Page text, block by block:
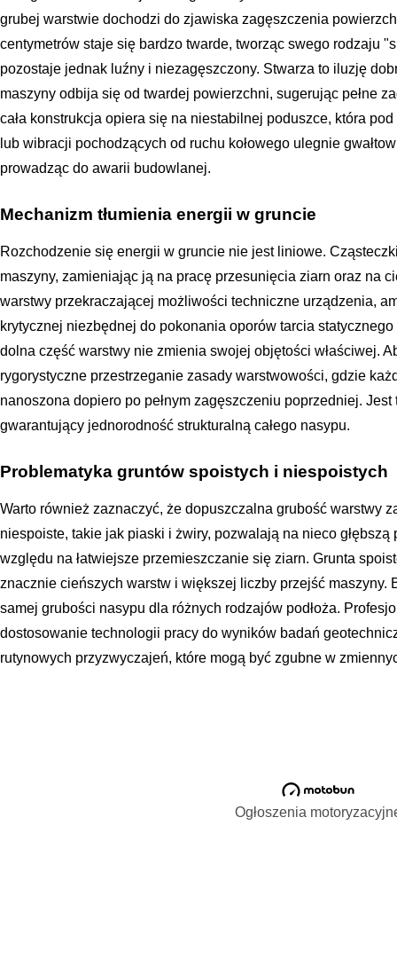
grubej warstwie dochodzi do zjawiska zagęszczenia
centymetrów staje się bardzo twarde, tworząc swego rodzaju
pozostaje jednak luźny i niezagęszczony. Stwarza to iluzję
maszyny odbija się od twardej powierzchni, sugerując pełne
cała konstrukcja opiera się na niestabilnej poduszce, która
lub wibracji pochodzących od ruchu kołowego ulegnie
prowadząc do awarii budowlanej.
Mechanizm tłumienia energii w gruncie
Rozchodzenie się energii w gruncie nie jest liniowe.
maszyny, zamieniając ją na pracę przesunięcia ziarn oraz na
warstwy przekraczającej możliwości techniczne urządzenia,
krytycznej niezbędnej do pokonania oporów tarcia
dolna część warstwy nie zmienia swojej objętości właściwej.
rygorystyczne przestrzeganie zasady warstwowości, gdzie
nanoszona dopiero po pełnym zagęszczeniu poprzedniej.
gwarantujący jednorodność strukturalną całego nasypu.
Problematyka gruntów spoistych i niespoistych
Warto również zaznaczyć, że dopuszczalna grubość warstwy
niespoiste, takie jak piaski i żwiry, pozwalają na nieco
względu na łatwiejsze przemieszczanie się ziarn. Grunta
znacznie cieńszych warstw i większej liczby przejść maszyny.
samej grubości nasypu dla różnych rodzajów podłoża.
dostosowanie technologii pracy do wyników badań
rutynowych przyzwyczajeń, które mogą być zgubne w
Ogłoszenia